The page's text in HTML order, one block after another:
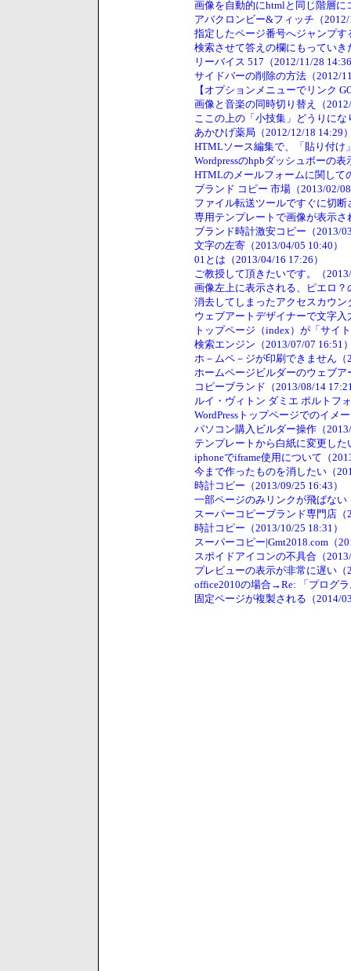
画像を自動的にhtmlと同じ階層に
アバクロンビー&フィッチ（
指定したページ番号へジャンプ
検索させて答えの欄にもっていき
リーバイス 517（2012/11/28
サイドバーの削除の方法（2012/
【オプションメニューでリンク
画像と音楽の同時切り替え（
ここの上の「小技集」どうりに
あかひげ薬局（2012/12/18 14:29
HTMLソース編集で、「貼り付け
Wordpressのhpbダッシュボーの
HTMLのメールフォームに関して
ブランド コピー 市場（2013/02/
ファイル転送ツールですぐに切
専用テンプレートで画像が表示さ
ブランド時計激安コピー（2013/
文字の左寄（2013/04/05 10:40）
01とは（2013/04/16 17:26）
ご教授して頂きたいです。（
画像左上に表示される、ピエロ
消去してしまったアクセスカウン
ウェブアートデザイナーで文字
トップページ（index）が「サイ
検索エンジン（2013/07/07 16:51
ホ－ムペ－ジが印刷できません（
ホームページビルダーのウェブ
コピーブランド（2013/08/14
ルイ・ヴィトン ダミエ ポルトフ
WordPressトップページでのイメ
パソコン購入ビルダー操作（
テンプレートから白紙に変更した
iphoneでiframe使用について（
今まで作ったものを消したい（
時計コピー（2013/09/25 16:43）
一部ページのみリンクが飛ばない
スーパーコピーブランド専門店（
時計コピー（2013/10/25 18:31）
スーパーコピー|Gmt2018.com（
スポイドアイコンの不具合（
プレビューの表示が非常に遅い（
office2010の場合→Re: 「プログ
固定ページが複製される（2014/